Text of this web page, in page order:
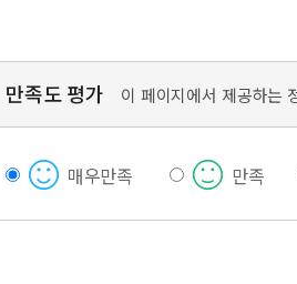
만족도 평가 이 페이지에서 제공하는
매우만족 만족